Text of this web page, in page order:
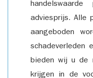
adviesprijs. Alle
aangeboden
schadeverleden
bieden wij u de
krijgen in de